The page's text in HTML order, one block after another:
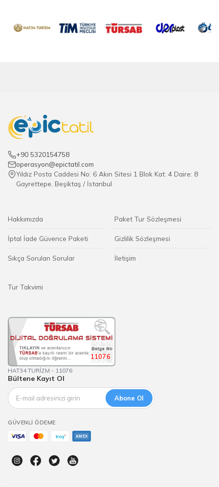
+90 5320154758
operasyon@epictatil.com
Yıldız Posta Caddesi No: 6 Akın Sitesi 1 Blok Kat: 4 Daire: 8
Gayrettepe, Beşiktaş / İstanbul
Hakkımızda
İptal İade Güvence Paketi
Sıkça Sorulan Sorular
Paket Tur Sözleşmesi
Gizlilik Sözleşmesi
İletişim
Tur Takvimi
11076
HAT34 TURİZM - 11076
Bültene Kayıt Ol
Abone Ol
GÜVENLI ÖDEME